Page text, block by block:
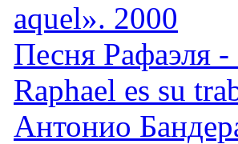
aquel». 2000
Песня Рафаэля -
Raphael es su
Антонио